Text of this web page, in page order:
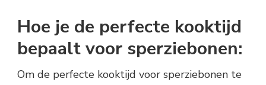
Hoe je de perfecte kooktijd
bepaalt voor sperziebonen:
Om de perfecte kooktijd voor sperziebonen te